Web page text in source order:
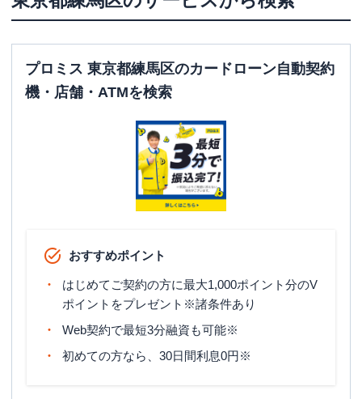
プロミス 東京都練馬区のカードローン自動契約
機・店舗・ATMを検索
おすすめポイント
はじめてご契約の方に最大1,000ポイント分のV
ポイントをプレゼント※諸条件あり
Web契約で最短3分融資も可能※
初めての方なら、30日間利息0円※